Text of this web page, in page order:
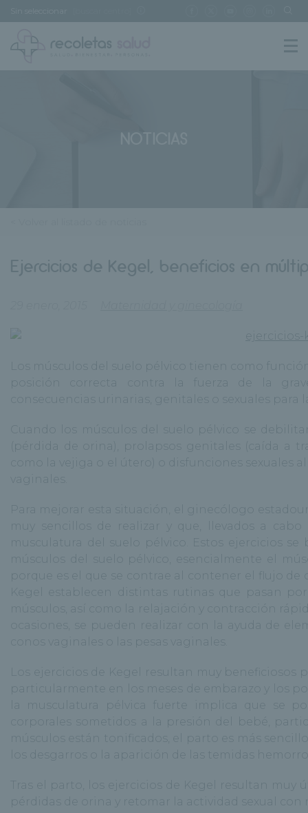
NOTICIAS
Ejercicios de Kegel, beneficios en
Los músculos del suelo pélvico tienen como
posición correcta contra la fuerza de la
consecuencias urinarias, genitales o sexuales para
Cuando los músculos del suelo pélvico se
(pérdida de orina), prolapsos genitales (caída a
como la vejiga o el útero) o disfunciones sexuales
vaginales.
Para mejorar esta situación, el ginecólogo
muy sencillos de realizar y que, llevados a
musculatura del suelo pélvico. Estos ejercicios
músculos del suelo pélvico, esencialmente el
porque es el que se contrae al contener el flujo
Kegel establecen distintas rutinas que pasan
músculos, así como la relajación y contracción
ocasiones, se pueden realizar con la ayuda de
conos vaginales o las pesas vaginales.
Los ejercicios de Kegel resultan muy
particularmente en los meses de embarazo y los
la musculatura pélvica fuerte implica que se
corporales sometidos a la presión del bebé,
músculos están tonificados, el parto es más
los desgarros o la aparición de las temidas
Tras el parto, los ejercicios de Kegel resultan
pérdidas de orina y retomar la actividad sexual con